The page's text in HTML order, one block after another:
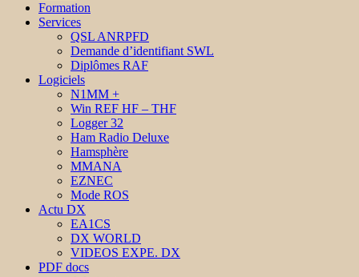
Formation
Services
QSL ANRPFD
Demande d’identifiant SWL
Diplômes RAF
Logiciels
N1MM +
Win REF HF – THF
Logger 32
Ham Radio Deluxe
Hamsphère
MMANA
EZNEC
Mode ROS
Actu DX
EA1CS
DX WORLD
VIDEOS EXPE. DX
PDF docs